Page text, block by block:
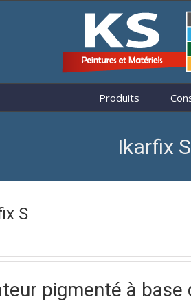
Produits
Ikarfix S
S
pigmenté à